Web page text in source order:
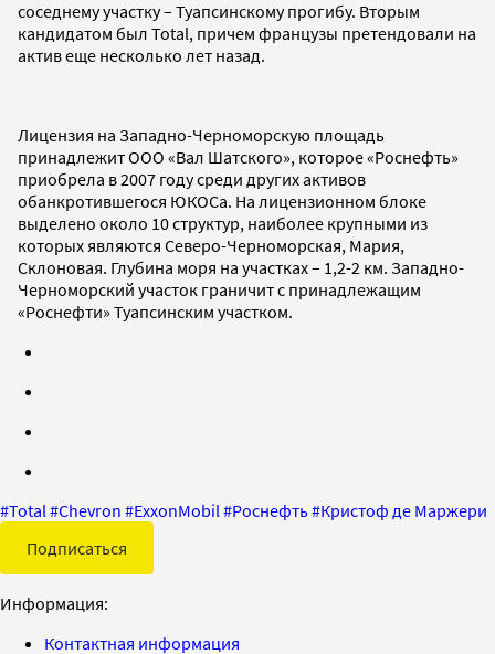
соседнему участку – Туапсинскому прогибу. Вторым
кандидатом был Total, причем французы претендовали на
актив еще несколько лет назад.
Лицензия на Западно-Черноморскую площадь
принадлежит ООО «Вал Шатского», которое «Роснефть»
приобрела в 2007 году среди других активов
обанкротившегося ЮКОСа. На лицензионном блоке
выделено около 10 структур, наиболее крупными из
которых являются Северо-Черноморская, Мария,
Склоновая. Глубина моря на участках – 1,2-2 км. Западно-
Черноморский участок граничит с принадлежащим
«Роснефти» Туапсинским участком.
#Total #Chevron #ExxonMobil #Роснефть#Кристоф де Маржери
Подписаться
Информация:
Контактная информация